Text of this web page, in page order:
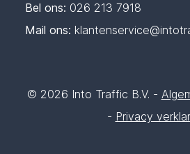
Bel ons: 026 213 7918
Mail ons:
© 2026 Into Traffic B.V. -
- Privacy